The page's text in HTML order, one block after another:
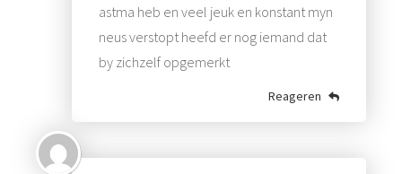
astma heb en veel jeuk en konstant myn
neus verstopt heefd er nog iemand dat
by zichzelf opgemerkt
Reageren